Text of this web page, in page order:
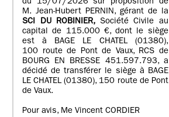
du 15/07/2026 sur proposition de
M. Jean-Hubert PERNIN, gérant de la
SCI DU ROBINIER, Société Civile au
capital de 115.000 €, dont le siège
est à BAGE LE CHATEL (01380),
100 route de Pont de Vaux, RCS de
BOURG EN BRESSE 451.597.793, a
décidé de transférer le siège à BAGE
LE CHATEL (01380), 150 route de Pont
de Vaux.
Pour avis, Me Vincent CORDIER